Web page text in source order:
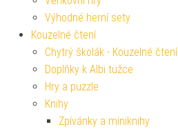
Výhodné herní sety
Kouzelné čtení
Chytrý školák - Kouzelné čtení
Doplňky k Albi tužce
Hry a puzzle
Knihy
Zpívánky a miniknihy